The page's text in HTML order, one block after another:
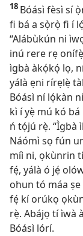
18 Bóásì fèsì sí
fi bá a sọ̀rọ̀ fi í
“Alábùkún ni
inú rere rẹ
ìgbà àkọ́kọ́ lọ,
yálà ẹni rírẹlẹ̀
Bóásì ní lọ́kàn
kì í yẹ̀ mú kó
ń tọ́jú rẹ̀. “Ìgbà
Náómì sọ fún
míì ni, ọkùnrin
fẹ́, yálà ó jẹ́
ohun tó máa
fẹ́ kí orúkọ
rẹ̀. Abájọ tí ìwà
Bóásì lórí.